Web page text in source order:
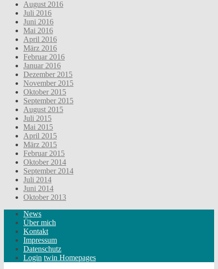
August 2016
Juli 2016
Juni 2016
Mai 2016
April 2016
März 2016
Februar 2016
Januar 2016
Dezember 2015
November 2015
Oktober 2015
September 2015
August 2015
Juli 2015
Mai 2015
April 2015
März 2015
Februar 2015
Oktober 2014
September 2014
Juli 2014
Juni 2014
Oktober 2013
News
Über mich
Kontakt
Impressum
Datenschutz
Login twin Homepages